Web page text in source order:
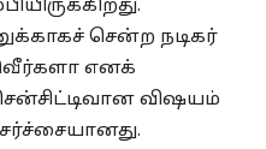
சென்ற நடிகர்
எனக்
விஷயம்